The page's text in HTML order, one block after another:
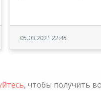
05.03.2021 22:45
, чтобы получить